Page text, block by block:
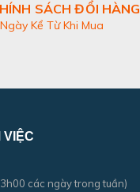
SÁCH ĐỔI HÀNG
Kể Từ Khi Mua
các ngày trong tuần)